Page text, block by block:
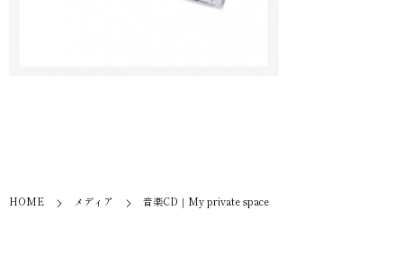
HOME メディア 音楽CD｜My private space